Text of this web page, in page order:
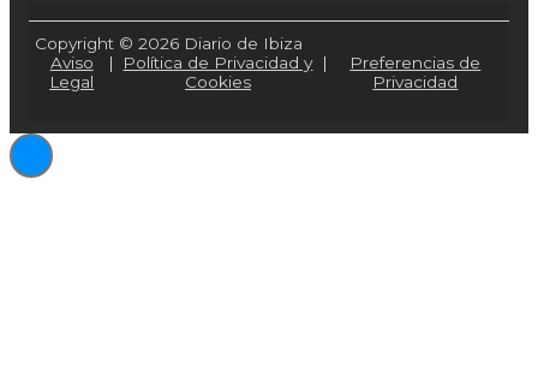
Copyright © 2026 Diario de Ibiza
Aviso
Legal
|
Política de Privacidad y
Cookies
|
Preferencias de
Privacidad